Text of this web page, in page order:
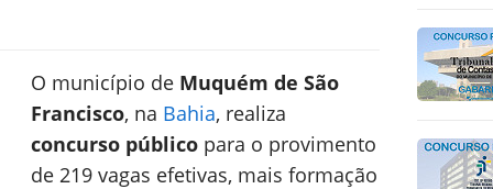
O município de Muquém de São
Francisco, na Bahia, realiza
concurso público para o provimento
de 219 vagas efetivas, mais formação